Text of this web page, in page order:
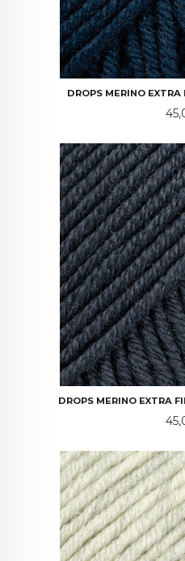
DROPS MERINO
Pris
DROPS MERINO EXTRA
Pris